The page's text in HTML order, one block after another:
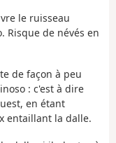
le ruisseau
Risque de névés en
de façon à peu
: c'est à dire
en étant
entaillant la dalle.